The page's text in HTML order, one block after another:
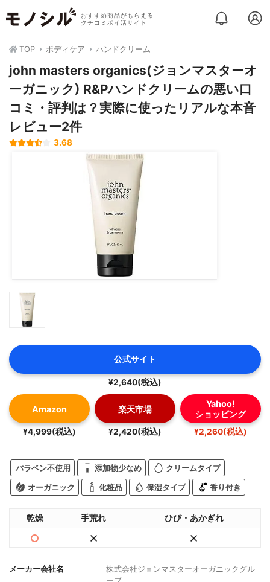
おすすめ商品がもらえる
クチコミポイ活サイト
TOP ボディケア ハンドクリーム
john masters organics(ジョンマスターオ
ーガニック) R&Pハンドクリームの悪い口
コミ・評判は？実際に使ったリアルな本音
レビュー2件
3.68
公式サイト
¥2,640(税込)
Amazon
¥4,999(税込)
楽天市場
¥2,420(税込)
Yahoo!
ショッピング
¥2,260(税込)
パラベン不使用 添加物少なめ クリームタイプ
オーガニック 化粧品 保湿タイプ 香り付き
乾燥 手荒れ ひび・あかぎれ
メーカー会社名
株式会社ジョンマスターオーガニックグル